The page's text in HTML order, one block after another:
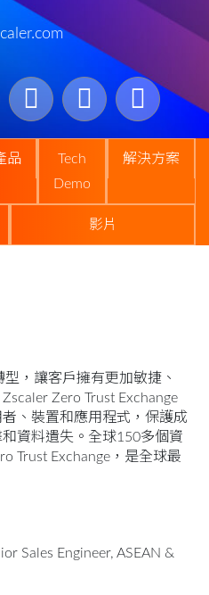
品
Tech
Demo
解決方案
影片
，讓客戶擁有更加敏捷、
Zero Trust Exchange
、裝置和應用程式，保護成
資料遺失。全球150多個資
Trust Exchange，是全球最
Sales Engineer, ASEAN &